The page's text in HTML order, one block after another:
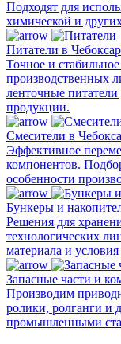
Подходят для
химической и
Питатели в
Точное и
производственных
ленточные
продукции.
Смесители в
Эффективное
компонентов.
особенности
Бункеры и
Решения для
технологических
материала и
Запасные части и
Производим
ролики, ролганги и
промышленными